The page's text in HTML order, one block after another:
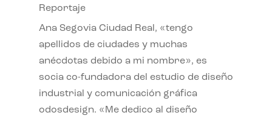
Reportaje
Ana Segovia Ciudad Real, «tengo
apellidos de ciudades y muchas
anécdotas debido a mi nombre», es
socia co-fundadora del estudio de diseño
industrial y comunicación gráfica
odosdesign. «Me dedico al diseño